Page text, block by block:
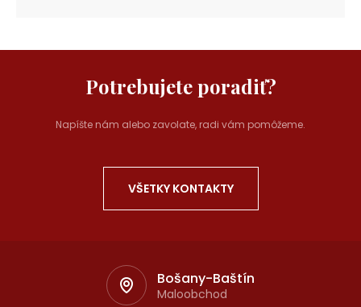
Potrebujete poradiť?
Napíšte nám alebo zavolate, radi vám pomôžeme.
VŠETKY KONTAKTY
Bošany-Baštín
Maloobchod